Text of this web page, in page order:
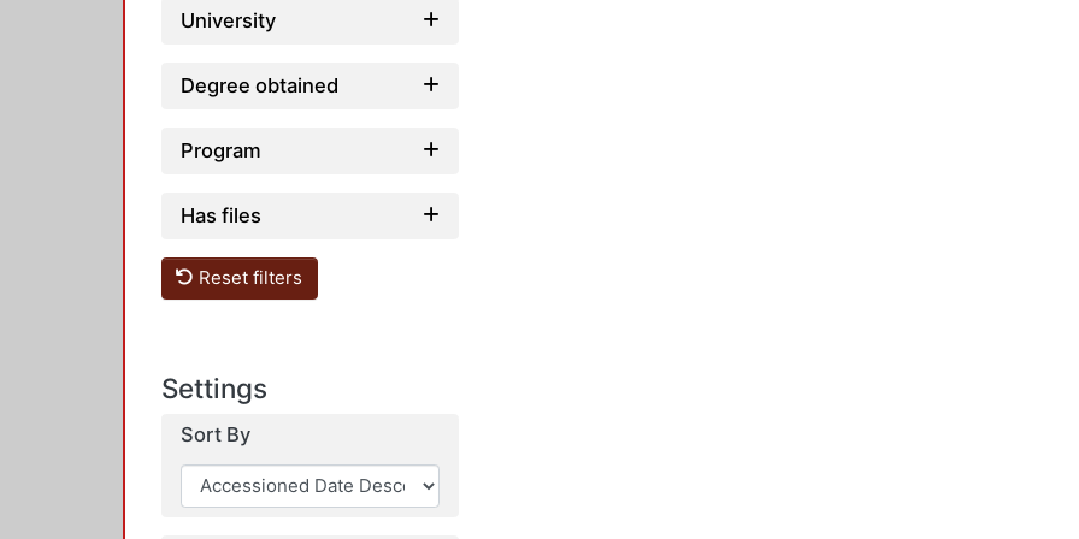
University
Degree obtained
Program
Has files
Reset filters
Settings
Sort By